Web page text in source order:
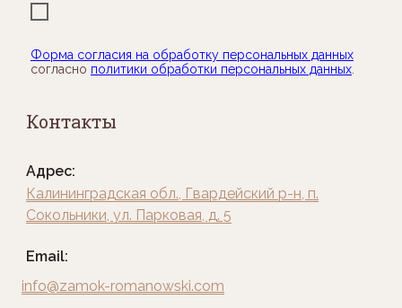
Форма согласия на обработку персональных данных
согласно политики обработки персональных данных
Адрес:
Калининградская обл., Гвардейский р-н, п.
Сокольники, ул. Парковая, д. 5
info@zamok-romanowski.com
Email:
Контакты